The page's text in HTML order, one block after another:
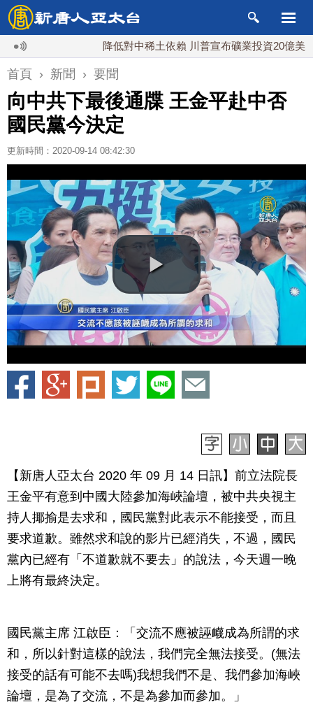
降低對中稀土依賴 川普宣布礦業投資20億美元
首頁 › 新聞 › 要聞
向中共下最後通牒 王金平赴中否
國民黨今決定
更新時間：2020-09-14 08:42:30
【新唐人亞太台 2020 年 09 月 14 日訊】前立法院長
王金平有意到中國大陸參加海峽論壇，被中共央視主
持人揶揄是去求和，國民黨對此表示不能接受，而且
要求道歉。雖然求和說的影片已經消失，不過，國民
黨內已經有「不道歉就不要去」的說法，今天週一晚
上將有最終決定。
國民黨主席 江啟臣：「交流不應被誣衊成為所謂的求
和，所以針對這樣的說法，我們完全無法接受。(無法
接受的話有可能不去嗎)我想我們不是、我們參加海峽
論壇，是為了交流，不是為參加而參加。」